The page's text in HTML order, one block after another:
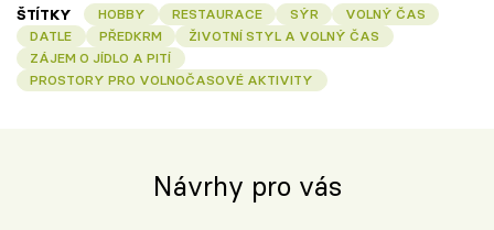
ŠTÍTKY HOBBY RESTAURACE SÝR
VOLNÝ ČAS
DATLE
PŘEDKRM
ŽIVOTNÍ STYL A VOLNÝ ČAS
ZÁJEM O JÍDLO A PITÍ
PROSTORY PRO VOLNOČASOVÉ AKTIVITY
Návrhy pro vás